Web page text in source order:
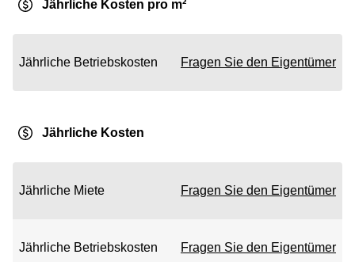
Jährliche Kosten pro m²
Jährliche Betriebskosten Fragen Sie den Eigentümer
Jährliche Kosten
Jährliche Miete Fragen Sie den Eigentümer
Jährliche Betriebskosten Fragen Sie den Eigentümer